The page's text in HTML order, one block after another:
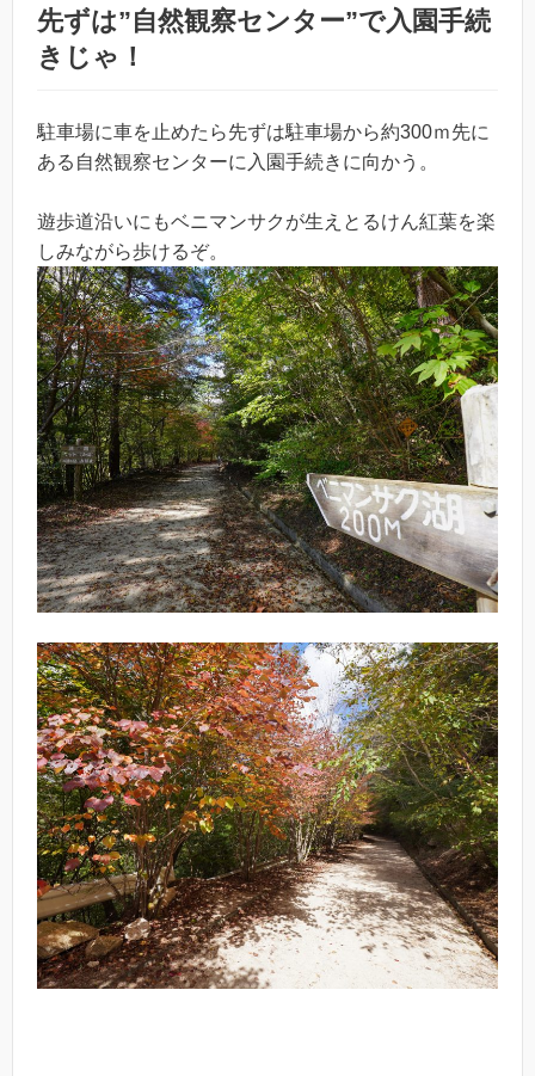
先ずは”自然観察センター”で入園手続
きじゃ！
駐車場に車を止めたら先ずは駐車場から約300ｍ先に
ある自然観察センターに入園手続きに向かう。
遊歩道沿いにもベニマンサクが生えとるけん紅葉を楽
しみながら歩けるぞ。